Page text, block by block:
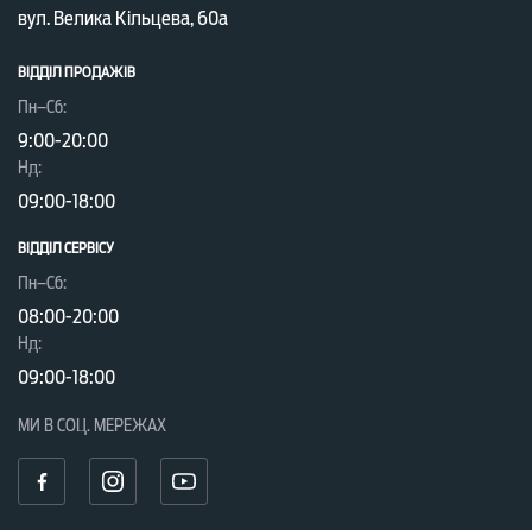
вул. Велика Кільцева, 60а
ВІДДІЛ ПРОДАЖІВ
Пн–Сб:
9:00-20:00
Нд:
09:00-18:00
ВІДДІЛ CЕРВІСУ
Пн–Сб:
08:00-20:00
Нд:
09:00-18:00
МИ В СОЦ. МЕРЕЖАХ